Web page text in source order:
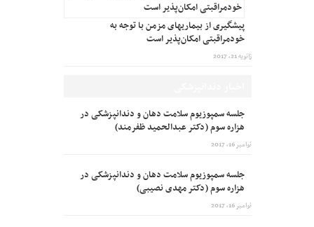
پیشگیری از بیماریهای مزمن با توجه به
خودمراقبتی امکان‌پذیر است
ژانویه 21, 2017
جلسه سمپوزیوم سلامت دهان و دندانپزشکی در
هزاره سوم (دکتر عبدالحمید ظفرمند)
نوامبر 16, 2017
جلسه سمپوزیوم سلامت دهان و دندانپزشکی در
هزاره سوم (دکتر مهدی نصیبی)
نوامبر 16, 2017